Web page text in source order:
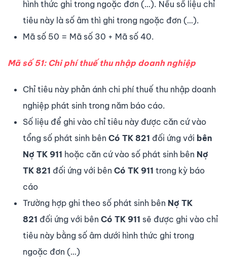
hình thức ghi trong ngoặc đơn (…). Nếu số liệu chỉ
tiêu này là số âm thì ghi trong ngoặc đơn (…).
Mã số 50 = Mã số 30 + Mã số 40.
Mã số 51: Chi phí thuế thu nhập doanh nghiệp
Chỉ tiêu này phản ánh chi phí thuế thu nhập doanh
nghiệp phát sinh trong năm báo cáo.
Số liệu để ghi vào chỉ tiêu này được căn cứ vào
tổng số phát sinh bên Có TK 821 đối ứng với bên
Nợ TK 911 hoặc căn cứ vào số phát sinh bên Nợ
TK 821 đối ứng với bên Có TK 911 trong kỳ báo
cáo
Trường hợp ghi theo số phát sinh bên Nợ TK
821 đối ứng với bên Có TK 911 sẽ được ghi vào chỉ
tiêu này bằng số âm dưới hình thức ghi trong
ngoặc đơn (…)